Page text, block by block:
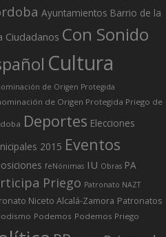
Ayuntamientos Barrio de la
Ciudadanos Con Sonido
Cultura
de Origen Protegida
de Origen Protegida Priego de
Deportes Elecciones
2015 Eventos
feNónimas IU Obras PA
Priego Patronato NAZT
Niceto Alcalá-Zamora Patronatos
Podemos Podemos Priego